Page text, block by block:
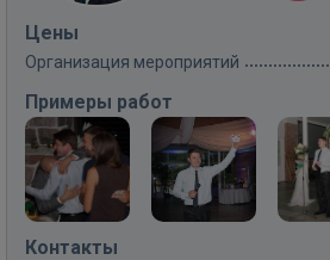
Цены
Организация мероприятий
Примеры работ
Контакты